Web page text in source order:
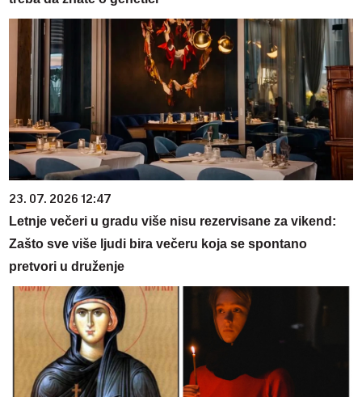
23. 07. 2026 12:47
Letnje večeri u gradu više nisu rezervisane za vikend:
Zašto sve više ljudi bira večeru koja se spontano
pretvori u druženje